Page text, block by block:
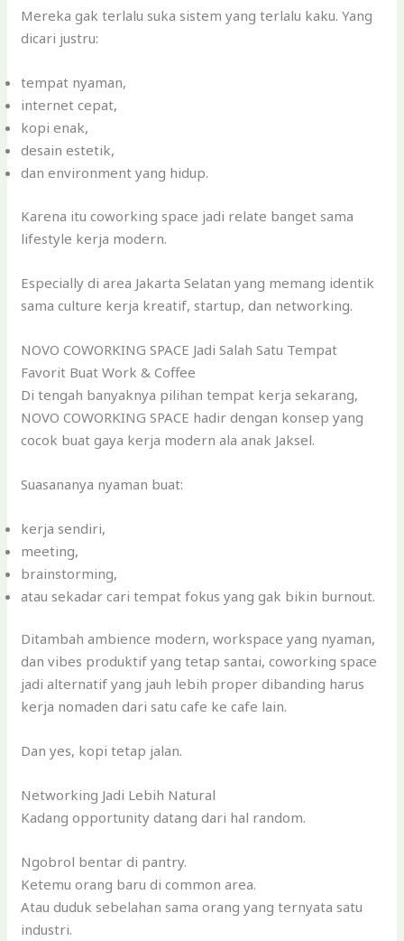
Mereka gak terlalu suka sistem yang terlalu kaku. Yang
dicari justru:
tempat nyaman,
internet cepat,
kopi enak,
desain estetik,
dan environment yang hidup.
Karena itu coworking space jadi relate banget sama
lifestyle kerja modern.
Especially di area Jakarta Selatan yang memang identik
sama culture kerja kreatif, startup, dan networking.
NOVO COWORKING SPACE Jadi Salah Satu Tempat
Favorit Buat Work & Coffee
Di tengah banyaknya pilihan tempat kerja sekarang,
NOVO COWORKING SPACE hadir dengan konsep yang
cocok buat gaya kerja modern ala anak Jaksel.
Suasananya nyaman buat:
kerja sendiri,
meeting,
brainstorming,
atau sekadar cari tempat fokus yang gak bikin burnout.
Ditambah ambience modern, workspace yang nyaman,
dan vibes produktif yang tetap santai, coworking space
jadi alternatif yang jauh lebih proper dibanding harus
kerja nomaden dari satu cafe ke cafe lain.
Dan yes, kopi tetap jalan.
Networking Jadi Lebih Natural
Kadang opportunity datang dari hal random.
Ngobrol bentar di pantry.
Ketemu orang baru di common area.
Atau duduk sebelahan sama orang yang ternyata satu
industri.